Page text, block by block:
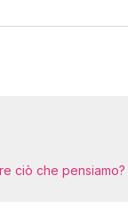
ciò che pensiamo?